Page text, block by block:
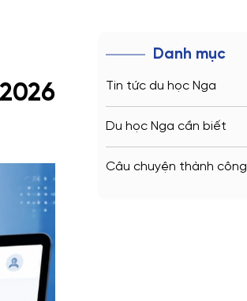
Danh mục
Tin tức du học Nga
Du học Nga cần biết
Câu chuyện thành công